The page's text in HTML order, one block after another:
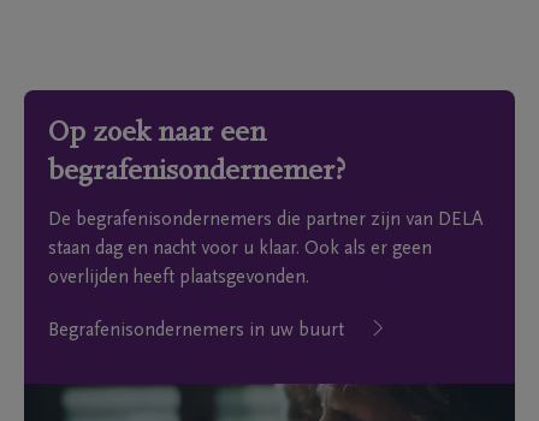
Op zoek naar een
begrafenisondernemer?
De begrafenisondernemers die partner zijn van DELA
staan dag en nacht voor u klaar. Ook als er geen
overlijden heeft plaatsgevonden.
Begrafenisondernemers in uw buurt